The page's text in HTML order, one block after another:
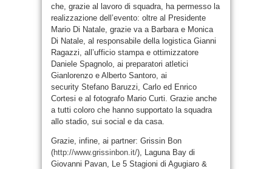
che, grazie al lavoro di squadra, ha permesso la
realizzazione dell’evento: oltre al Presidente
Mario Di Natale, grazie va a Barbara e Monica
Di Natale, al responsabile della logistica Gianni
Ragazzi, all’ufficio stampa e ottimizzatore
Daniele Spagnolo, ai preparatori atletici
Gianlorenzo e Alberto Santoro, ai
security Stefano Baruzzi, Carlo ed Enrico
Cortesi e al fotografo Mario Curti. Grazie anche
a tutti coloro che hanno supportato la squadra
allo stadio, sui social e da casa.
Grazie, infine, ai partner: Grissin Bon
(http://www.grissinbon.it/), Laguna Bay di
Giovanni Pavan, Le 5 Stagioni di Agugiaro &